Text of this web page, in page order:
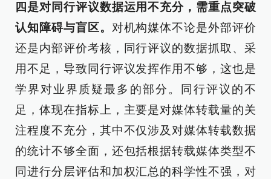
四是对同行评议数据运用不充分，需重点突破
认知障碍与盲区。 对机构媒体不论是外部评价
还是内部评价考核，同行评议的数据抓取、采
用不足，导致同行评议发挥作用不够，这也是
学界对业界质疑最多的部分。同行评议的不
足，体现在指标上，主要是对媒体转载量的关
注程度不充分，其中不仅涉及对媒体转载数据
的统计不够全面，还包括根据转载媒体类型不
同进行分层评估和加权汇总的科学性不强，对